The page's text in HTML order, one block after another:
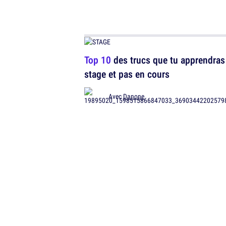
Top 10 des trucs que tu
stage et pas en cours
AvecDanone